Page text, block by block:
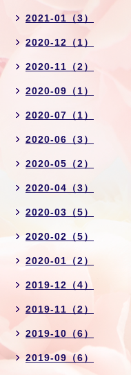
2021-01（3）
2020-12（1）
2020-11（2）
2020-09（1）
2020-07（1）
2020-06（3）
2020-05（2）
2020-04（3）
2020-03（5）
2020-02（5）
2020-01（2）
2019-12（4）
2019-11（2）
2019-10（6）
2019-09（6）